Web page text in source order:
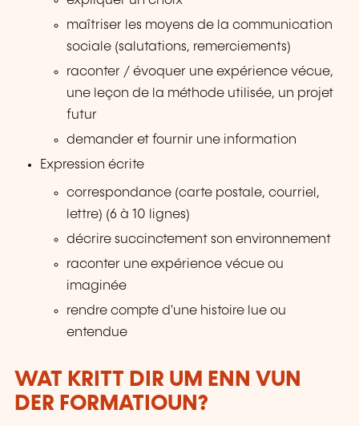
maîtriser les moyens de la communication
sociale (salutations, remerciements)
raconter / évoquer une expérience vécue,
une leçon de la méthode utilisée, un projet
futur
demander et fournir une information
Expression écrite
correspondance (carte postale, courriel,
lettre) (6 à 10 lignes)
décrire succinctement son environnement
raconter une expérience vécue ou
imaginée
rendre compte d'une histoire lue ou
entendue
WAT KRITT DIR UM ENN VUN
DER FORMATIOUN?